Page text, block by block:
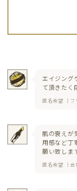
エイジング
て頂きたく
匿名希望 ｜フ
肌の衰えが
用感など丁
願い致しま
匿名希望 ｜会